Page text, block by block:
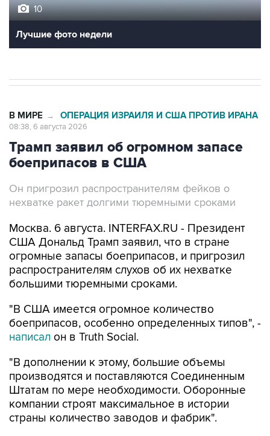
10
Лучшие фото недели
В МИРЕ → ОПЕРАЦИЯ ИЗРАИЛЯ И США ПРОТИВ ИРАНА
08:38, 6 августа 2026
Трамп заявил об огромном запасе
боеприпасов в США
Он пригрозил распространителям фейков о
нехватке ракет долгими тюремными сроками
Москва. 6 августа. INTERFAX.RU - Президент
США Дональд Трамп заявил, что в стране
огромные запасы боеприпасов, и пригрозил
распространителям слухов об их нехватке
большими тюремными сроками.
"В США имеется огромное количество
боеприпасов, особенно определенных типов", -
написал он в Truth Social.
"В дополнении к этому, большие объемы
производятся и поставляются Соединенным
Штатам по мере необходимости. Оборонные
компании строят максимальное в истории
страны количество заводов и фабрик".